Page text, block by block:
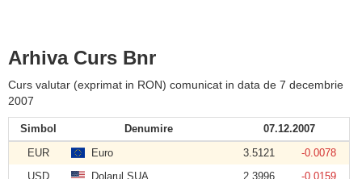
Arhiva Curs Bnr
Curs valutar (exprimat in RON) comunicat in data de 7 decembrie
2007
Simbol Denumire
07.12.2007
EUR
Euro 3.5121
-0.0078
USD
Dolarul SUA 2.3996
-0.0159